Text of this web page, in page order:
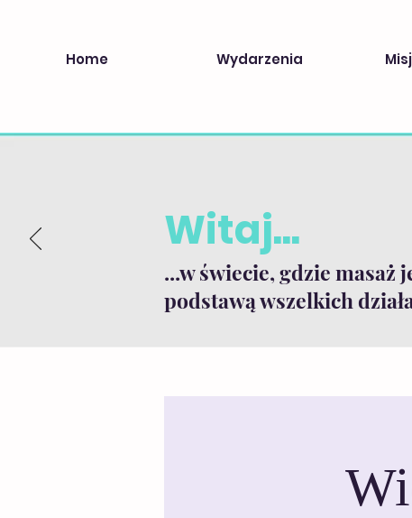
Home Wydarzenia
Witaj...
...w świecie, gdzie masaż
podstawą wszelkich